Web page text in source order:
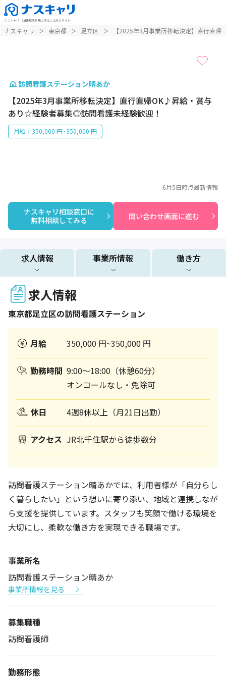
ナスキャリ ： 訪問看護業界に特化した求人サイト
ナスキャリ ＞ 東京都 ＞ 足立区 ＞ 【2025年3月事業所移転決定】直行直
訪問看護ステーション晴あか
【2025年3月事業所移転決定】直行直帰OK♪昇給・賞与
あり☆経験者募集◎訪問看護未経験歓迎！
月給：350,000 円~350,000 円
ナスキャリ相談窓口に
無料相談してみる
問い合わせ画面に進む
6月5日時点最新情報
求人情報 事業所情報 働き方
求人情報
東京都足立区の訪問看護ステーション
月給 350,000 円~350,000 円
勤務時間 9:00～18:00（休憩60分）
オンコールなし・免除可
休日 4週8休以上（月21日出勤）
アクセス JR北千住駅から徒歩数分
訪問看護ステーション晴あかでは、利用者様が「自分らし
く暮らしたい」という想いに寄り添い、地域と連携しなが
ら支援を提供しています。スタッフも笑顔で働ける環境を
大切にし、柔軟な働き方を実現できる職場です。
事業所名
訪問看護ステーション晴あか
事業所情報を見る
募集職種
訪問看護師
勤務形態